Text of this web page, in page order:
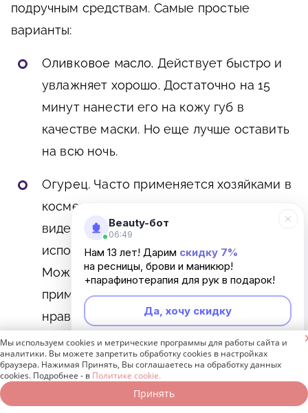
подручным средствам. Самые простые
варианты:
Оливковое масло. Действует быстро и
увлажняет хорошо. Достаточно на 15
минут нанести его на кожу губ в
качестве маски. Но еще лучше оставить
на всю ночь.
Огурец. Часто применяется хозяйками в
косметических процедурах в разном
виде. Поэтому отличной идеей будет
использовать его для увлажнения губ.
Можно рассмотреть разные варианты
применения и выбрать тот, который
нравится вам: положить целые дольки
овоща непосредственно на губы,
накладывать огуречную кашицу или
протирать кожу огуречным соком.
Beauty-бот
06:49
Нам 13 лет! Дарим скидку 7%
на ресницы, брови и маникюр!
+парафинотерапия для рук в подарок!
Да, хочу скидку
Неинтересно
Мы используем cookies и метрические программы для работы сайта и
аналитики. Вы можете запретить обработку cookies в настройках
браузера. Нажимая Принять, Вы соглашаетесь на обработку данных
cookies. Подробнее - в Политике cookie.
Принять